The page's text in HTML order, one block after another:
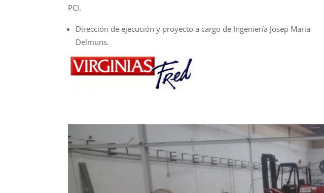
PCI.
Dirección de ejecución y proyecto a cargo de Ingeniería Josep Maria
Delmuns.